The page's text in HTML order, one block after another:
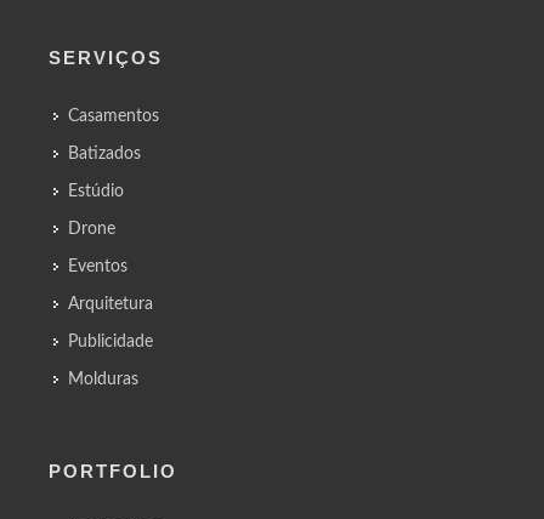
SERVIÇOS
Casamentos
Batizados
Estúdio
Drone
Eventos
Arquitetura
Publicidade
Molduras
PORTFOLIO